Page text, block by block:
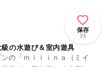
保存
33
の水遊び＆室内遊具
の「ｍｉｉｉｎａ（ミイ